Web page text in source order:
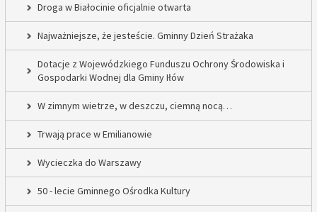
Droga w Białocinie oficjalnie otwarta
Najważniejsze, że jesteście. Gminny Dzień Strażaka
Dotacje z Wojewódzkiego Funduszu Ochrony Środowiska i
Gospodarki Wodnej dla Gminy Iłów
W zimnym wietrze, w deszczu, ciemną nocą…
Trwają prace w Emilianowie
Wycieczka do Warszawy
50 - lecie Gminnego Ośrodka Kultury